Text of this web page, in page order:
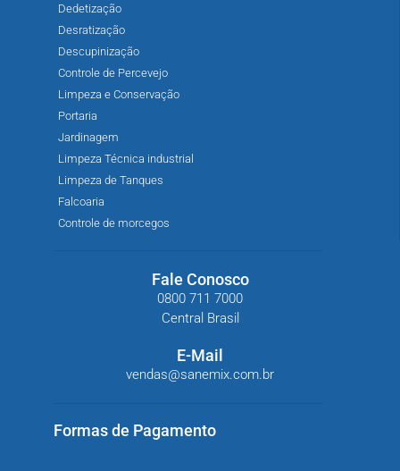
Dedetização
Desratização
Descupinização
Controle de Percevejo
Limpeza e Conservação
Portaria
Jardinagem
Limpeza Técnica industrial
Limpeza de Tanques
Falcoaria
Controle de morcegos
Fale Conosco
0800 711 7000
Central Brasil
E-Mail
vendas@sanemix.com.br
Formas de Pagamento